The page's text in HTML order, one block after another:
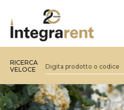
RICERCA
VELOCE